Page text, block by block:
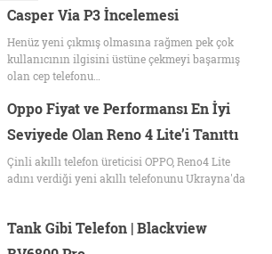
Casper Via P3 İncelemesi
Henüz yeni çıkmış olmasına rağmen pek çok
kullanıcının ilgisini üstüne çekmeyi başarmış
olan cep telefonu…
Oppo Fiyat ve Performansı En İyi
Seviyede Olan Reno 4 Lite’i Tanıttı
Çinli akıllı telefon üreticisi OPPO, Reno4 Lite
adını verdiği yeni akıllı telefonunu Ukrayna'da
Tank Gibi Telefon | Blackview